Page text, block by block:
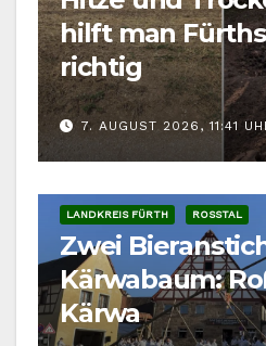
hilft man
richtig
7. AUGUST 2026, 11:41
LANDKREIS FÜRTH ROSSTAL
Zwei
Kärwabaum:
Kärwa